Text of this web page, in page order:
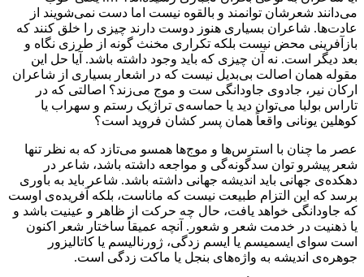
می‌دانند شعرشان توانمند و بالقوه نیست اما دست نمی‌شویند از
عادت‌ها. شاعران بسیاری هنوز دوست دارند چیزی را خلق کنند که
بازآفرینی محض نیست بلکه تکراری مخنث گونه از طرزی نگاه و
بعد دیگر است. نه آن چیزی که باید وجود داشته باشد. آیا حل این
مقوله همان اصالت بی‌بدیل نیست که در اشعار بسیاری از شاعران
ارکان نیر، جادوی جاودانگی ست و موج می‌زند؟ اصالتی که در
تاراس بولبا می‌توان دید یا حماسه‌ی تراژیک رستم و سهراب یا
کوهلین یونانی واقعاً همان پسر کشان فروید است؟
عصر ما چنان با استرس‌ها و موج‌ها همسو می‌تازد که به نظر تنها
شعر پیشرو توان سدگونه‌گی و مواجعه داشته باشد، شاعر در
دهکده‌ی جهانی باید اندیشه جهانی داشته باشد. شاعر باید به باوری
برسد که این التزام طبیعت نیست که ماناست، بلکه آفریده‌ی اوست
که جاودانگی خواهد یافت، حال چه حرکت از ظاهر و عینیت باشد و
یا ذهنیت در خدمت شعر و شعور. آنچه عمیقاً ساختار شعر اکنون
است سوای ایسمیسم یا ایسم زدگی، ژورنالیسم یا کاتالیزور
جوهره‌ی اندیشه به واژه‌های بنجل یا ماکت زدگی است.